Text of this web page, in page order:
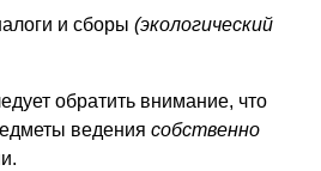
и сборы (экологический
обратить внимание, что
ведения собственно